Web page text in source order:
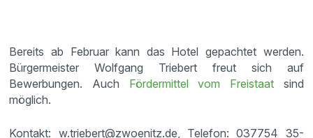
Bereits ab Februar kann das Hotel gepachtet werden.
Bürgermeister Wolfgang Triebert freut sich auf
Bewerbungen. Auch Fördermittel vom Freistaatsind
möglich.
Kontakt: w.triebert@zwoenitz.de, Telefon: 037754 35-